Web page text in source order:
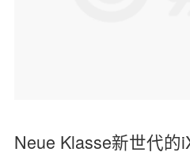
Neue Klasse新世代的